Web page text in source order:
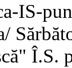
IS-